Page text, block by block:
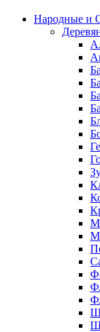
Народные и